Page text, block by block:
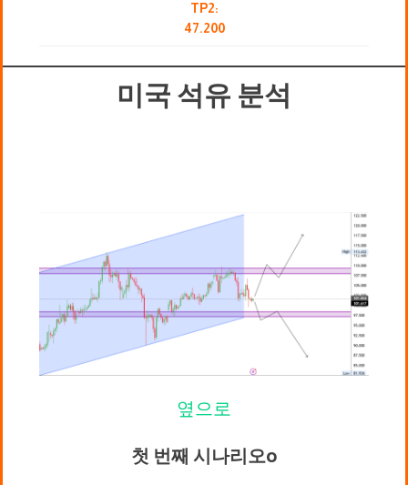
TP2:
47.200
미국 석유 분석
옆으로
첫 번째 시나리오o